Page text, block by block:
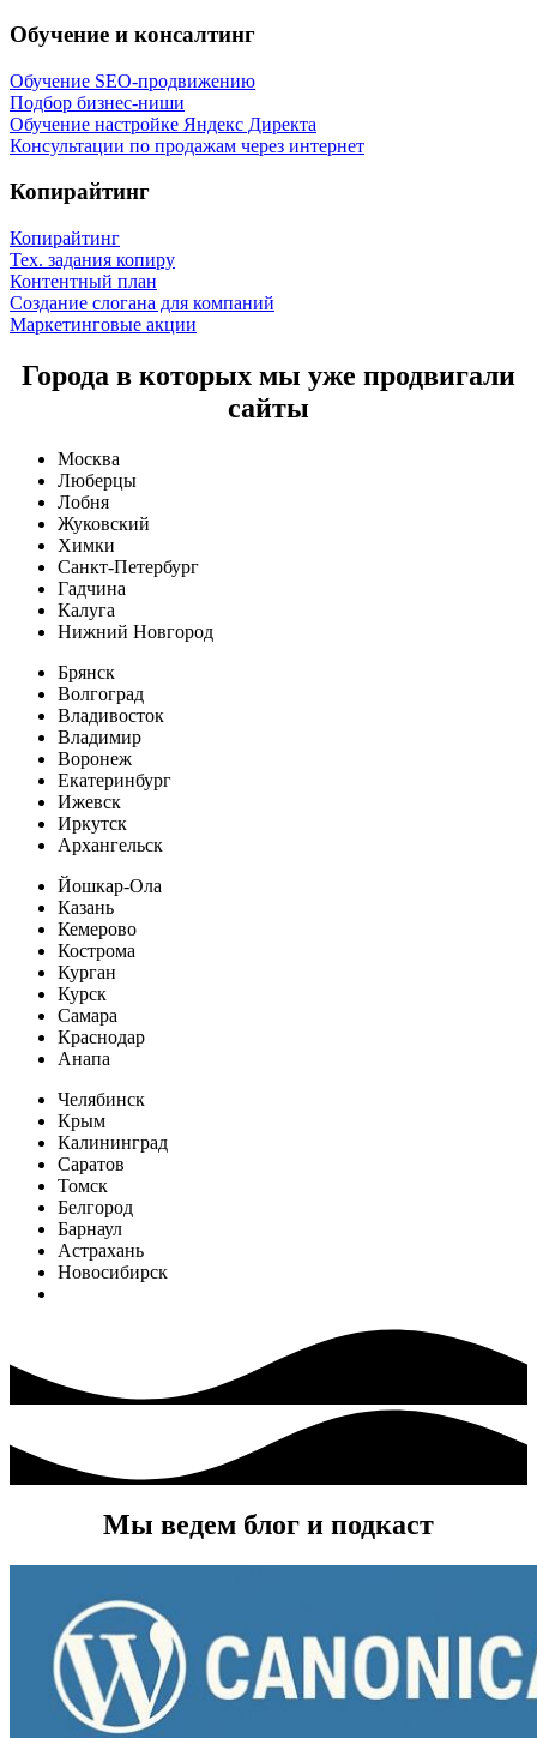
Обучение и консалтинг
Обучение SEO-продвижению
Подбор бизнес-ниши
Обучение настройке Яндекс Директа
Консультации по продажам через интернет
Копирайтинг
Копирайтинг
Тех. задания копиру
Контентный план
Создание слогана для компаний
Маркетинговые акции
Города в которых мы уже продвигали
сайты
Москва
Люберцы
Лобня
Жуковский
Химки
Санкт-Петербург
Гадчина
Калуга
Нижний Новгород
Брянск
Волгоград
Владивосток
Владимир
Воронеж
Екатеринбург
Ижевск
Иркутск
Архангельск
Йошкар-Ола
Казань
Кемерово
Кострома
Курган
Курск
Самара
Краснодар
Анапа
Челябинск
Крым
Калининград
Саратов
Томск
Белгород
Барнаул
Астрахань
Новосибирск
Мы ведем блог и подкаст